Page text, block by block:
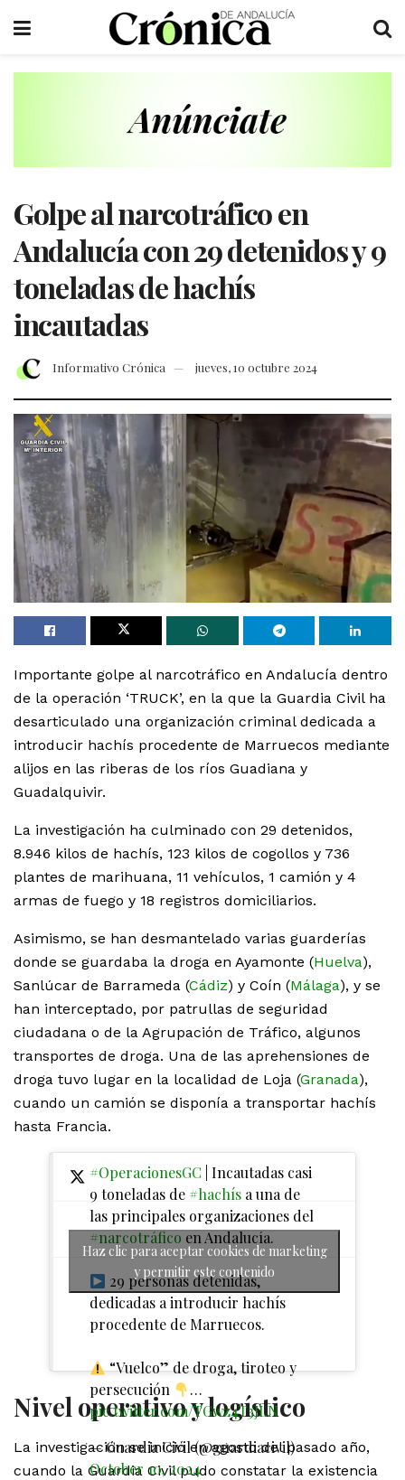
Golpe al narcotráfico en
Andalucía con 29 detenidos y 9
toneladas de hachís
incautadas
Informativo Crónica jueves, 10 octubre 2024
Importante golpe al narcotráfico en Andalucía dentro
de la operación ‘TRUCK’, en la que la Guardia Civil ha
desarticulado una organización criminal dedicada a
introducir hachís procedente de Marruecos mediante
alijos en las riberas de los ríos Guadiana y
Guadalquivir.
La investigación ha culminado con 29 detenidos,
8.946 kilos de hachís, 123 kilos de cogollos y 736
plantes de marihuana, 11 vehículos, 1 camión y 4
armas de fuego y 18 registros domiciliarios.
Asimismo, se han desmantelado varias guarderías
donde se guardaba la droga en Ayamonte (Huelva),
Sanlúcar de Barrameda (Cádiz) y Coín (Málaga), y se
han interceptado, por patrullas de seguridad
ciudadana o de la Agrupación de Tráfico, algunos
transportes de droga. Una de las aprehensiones de
droga tuvo lugar en la localidad de Loja (Granada),
cuando un camión se disponía a transportar hachís
hasta Francia.
#OperacionesGC | Incautadas casi
9 toneladas de #hachís a una de
las principales organizaciones del
#narcotráfico en Andalucía.
29 personas detenidas,
dedicadas a introducir hachís
procedente de Marruecos.
“Vuelco” de droga, tiroteo y
persecución
…
pic.twitter.com/TGwz4T3JLN
— Guardia Civil (@guardiacivil)
October 10, 2024
Haz clic para aceptar cookies de marketing
y permitir este contenido
Nivel operativo y logístico
La investigación se inició en agosto del pasado año,
cuando la Guardia Civil pudo constatar la existencia